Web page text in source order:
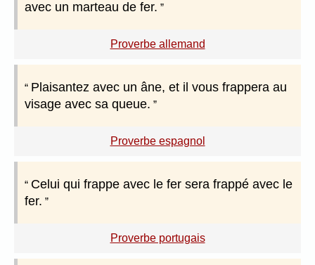
avec un marteau de fer.
Proverbe allemand
Plaisantez avec un âne, et il vous frappera au
visage avec sa queue.
Proverbe espagnol
Celui qui frappe avec le fer sera frappé avec le
fer.
Proverbe portugais